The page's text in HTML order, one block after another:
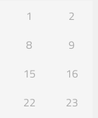
1
2
8
9
15
16
22
23